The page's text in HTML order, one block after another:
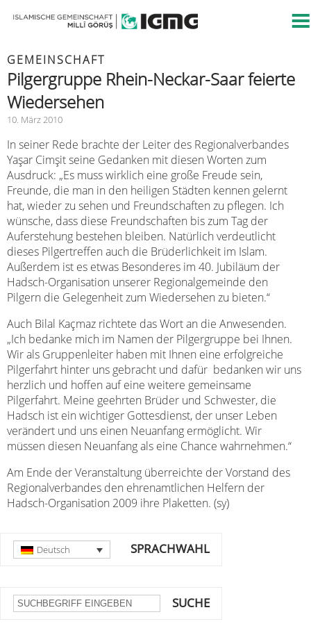
GEMEINSCHAFT
Pilgergruppe Rhein-Neckar-Saar feierte
Wiedersehen
10. März 2010
In seiner Rede brachte der Leiter des Regionalverbandes
Yaşar Cimşit seine Gedanken mit diesen Worten zum
Ausdruck: „Es muss wirklich eine große Freude sein,
Freunde, die man in den heiligen Städten kennen gelernt
hat, wieder zu sehen und Freundschaften zu pflegen. Ich
wünsche, dass diese Freundschaften bis zum Tag der
Auferstehung bestehen bleiben. Natürlich verdeutlicht
dieses Pilgertreffen auch die Brüderlichkeit im Islam.
Außerdem ist es etwas Besonderes im 40. Jubiläum der
Hadsch-Organisation unserer Regionalgemeinde den
Pilgern die Gelegenheit zum Wiedersehen zu bieten.“
Auch Bilal Kaçmaz richtete das Wort an die Anwesenden.
„Ich bedanke mich im Namen der Pilgergruppe bei Ihnen.
Wir als Gruppenleiter haben mit Ihnen eine erfolgreiche
Pilgerfahrt hinter uns gebracht und dafür bedanken wir uns
herzlich und hoffen auf eine weitere gemeinsame
Pilgerfahrt. Meine geehrten Brüder und Schwester, die
Hadsch ist ein wichtiger Gottesdienst, der unser Leben
verändert und uns einen Neuanfang ermöglicht. Wir
müssen diesen Neuanfang als eine Chance wahrnehmen.“
Am Ende der Veranstaltung überreichte der Vorstand des
Regionalverbandes den ehrenamtlichen Helfern der
Hadsch-Organisation 2009 ihre Plaketten. (sy)
SPRACHWAHL
Deutsch
SUCHE